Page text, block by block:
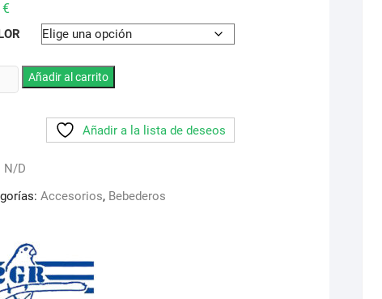
€
Añadir al carrito
Añadir a la lista de deseos
N/D
Accesorios, Bebederos